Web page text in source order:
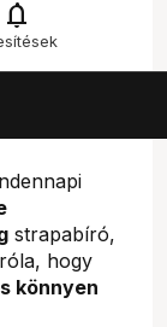
notifications
strapabíró,
hogy
könnyen